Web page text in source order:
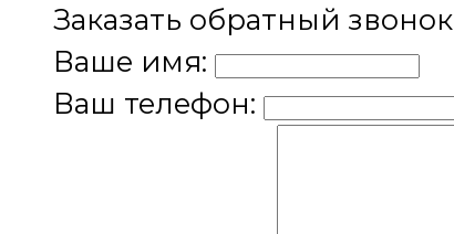
Заказать обратный звонок
Ваше имя:
Ваш телефон: